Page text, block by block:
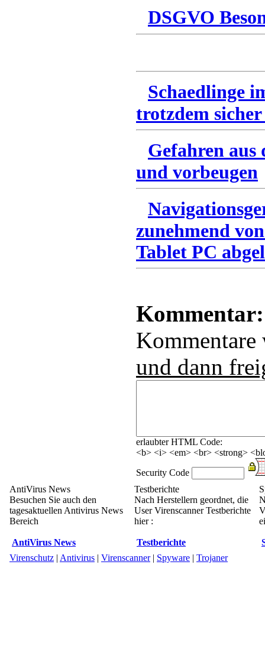
DSGVO
Schaedlinge
trotzdem
Gefahren
und vorbeugen
zunehmend
Tablet PC
Kommentar:
und dann
erlaubter HTML Code:
<b> <i> <em> <br> <strong>
Security Code
AntiVirus News
Besuchen Sie auch den
tagesaktuellen Antivirus News
Bereich
AntiVirus News
Testberichte
Nach Herstellern geordnet, die
User Virenscanner Testberichte
hier :
Testberichte
Virenschutz | Antivirus | Virenscanner| Spyware | Trojaner